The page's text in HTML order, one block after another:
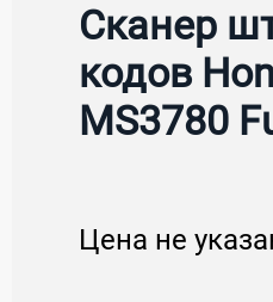
Сканер
кодов
MS3780
Цена не